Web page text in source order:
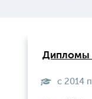
Дипломы
с 2014